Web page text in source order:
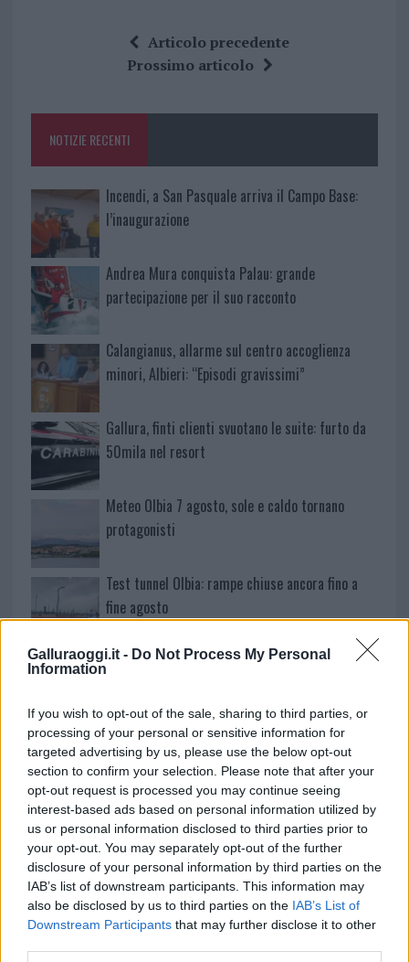
Galluraoggi.it - Do Not Process My Personal
Information
If you wish to opt-out of the sale, sharing to third parties, or
processing of your personal or sensitive information for
targeted advertising by us, please use the below opt-out
section to confirm your selection. Please note that after your
opt-out request is processed you may continue seeing
interest-based ads based on personal information utilized by
us or personal information disclosed to third parties prior to
your opt-out. You may separately opt-out of the further
disclosure of your personal information by third parties on the
IAB’s list of downstream participants. This information may
also be disclosed by us to third parties on the IAB’s List of
Downstream Participants that may further disclose it to other
o
k
te
re
at
s
p
a
re
Articolo precedente
Prossimo articolo
NOTIZIE RECENTI
Incendi, a San Pasquale arriva il Campo Base:
l’inaugurazione
Andrea Mura conquista Palau: grande
partecipazione per il suo racconto
Calangianus, allarme sul centro accoglienza
minori, Albieri: “Episodi gravissimi”
Gallura, finti clienti svuotano le suite: furto da
50mila nel resort
Meteo Olbia 7 agosto, sole e caldo tornano
protagonisti
Test tunnel Olbia: rampe chiuse ancora fino a
fine agosto
Aggius conquista la classifica delle mete più
NECROLOGIE